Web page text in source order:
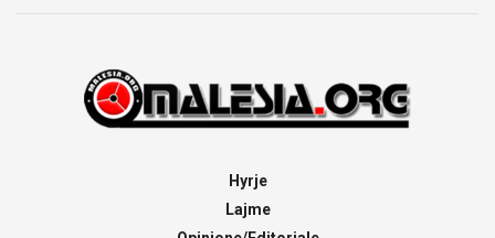
Hyrje
Lajme